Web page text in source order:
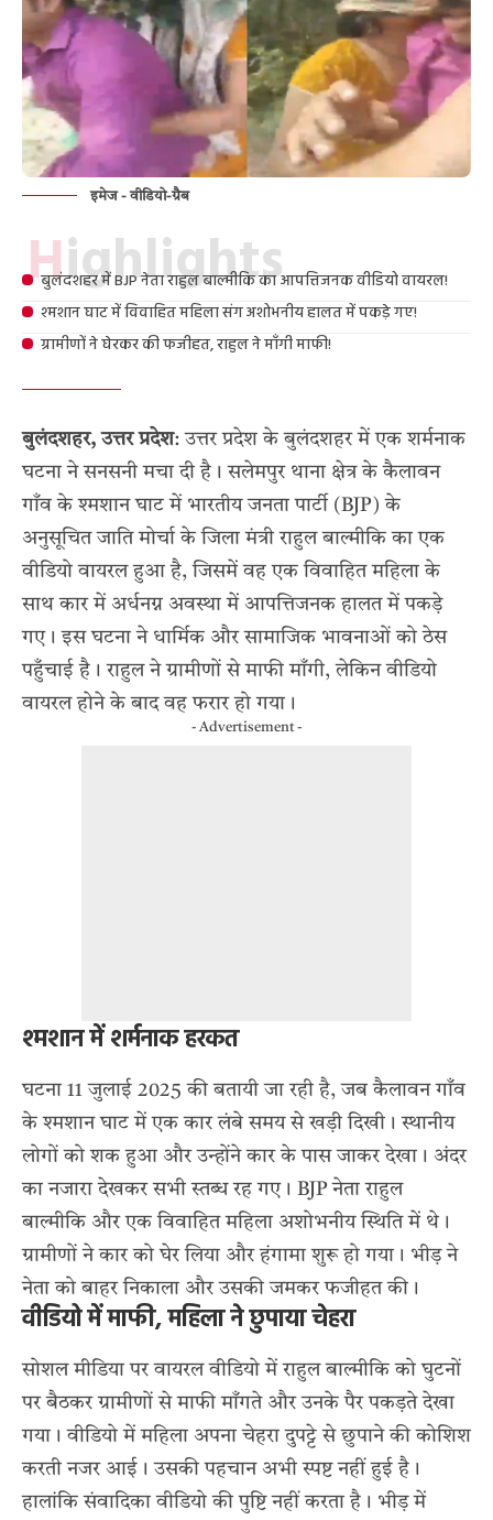
इमेज - वीडियो-ग्रैब
Highlights
बुलंदशहर में BJP नेता राहुल बाल्मीकि का आपत्तिजनक वीडियो वायरल!
श्मशान घाट में विवाहित महिला संग अशोभनीय हालत में पकड़े गए!
ग्रामीणों ने घेरकर की फजीहत, राहुल ने माँगी माफी!
बुलंदशहर, उत्तर प्रदेश: उत्तर प्रदेश के बुलंदशहर में एक शर्मनाक
घटना ने सनसनी मचा दी है। सलेमपुर थाना क्षेत्र के कैलावन
गाँव के श्मशान घाट में भारतीय जनता पार्टी (BJP) के
अनुसूचित जाति मोर्चा के जिला मंत्री राहुल बाल्मीकि का एक
वीडियो वायरल हुआ है, जिसमें वह एक विवाहित महिला के
साथ कार में अर्धनग्न अवस्था में आपत्तिजनक हालत में पकड़े
गए। इस घटना ने धार्मिक और सामाजिक भावनाओं को ठेस
पहुँचाई है। राहुल ने ग्रामीणों से माफी माँगी, लेकिन वीडियो
वायरल होने के बाद वह फरार हो गया।
- Advertisement -
श्मशान में शर्मनाक हरकत
घटना 11 जुलाई 2025 की बतायी जा रही है, जब कैलावन गाँव
के श्मशान घाट में एक कार लंबे समय से खड़ी दिखी। स्थानीय
लोगों को शक हुआ और उन्होंने कार के पास जाकर देखा। अंदर
का नजारा देखकर सभी स्तब्ध रह गए। BJP नेता राहुल
बाल्मीकि और एक विवाहित महिला अशोभनीय स्थिति में थे।
ग्रामीणों ने कार को घेर लिया और हंगामा शुरू हो गया। भीड़ ने
नेता को बाहर निकाला और उसकी जमकर फजीहत की।
वीडियो में माफी, महिला ने छुपाया चेहरा
सोशल मीडिया पर वायरल वीडियो में राहुल बाल्मीकि को घुटनों
पर बैठकर ग्रामीणों से माफी माँगते और उनके पैर पकड़ते देखा
गया। वीडियो में महिला अपना चेहरा दुपट्टे से छुपाने की कोशिश
करती नजर आई। उसकी पहचान अभी स्पष्ट नहीं हुई है।
हालांकि संवादिका वीडियो की पुष्टि नहीं करता है। भीड़ में